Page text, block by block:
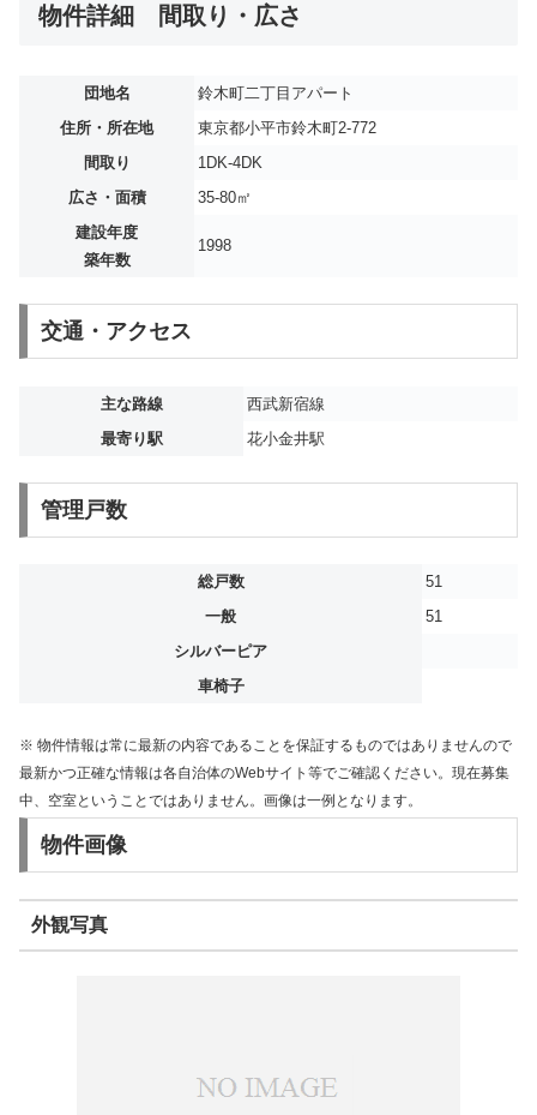
物件詳細 間取り・広さ
団地名
鈴木町二丁目アパート
住所・所在地
東京都小平市鈴木町2-772
間取り
1DK-4DK
広さ・面積
35-80㎡
建設年度
築年数
1998
交通・アクセス
主な路線
西武新宿線
最寄り駅
花小金井駅
管理戸数
総戸数
51
一般
51
シルバーピア
車椅子
※ 物件情報は常に最新の内容であることを保証するものではありませんので
最新かつ正確な情報は各自治体のWebサイト等でご確認ください。現在募集
中、空室ということではありません。画像は一例となります。
物件画像
外観写真